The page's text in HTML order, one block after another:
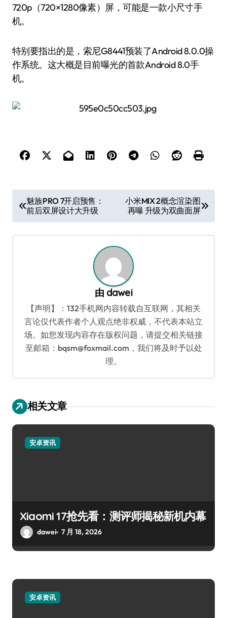
720p（720×1280像素）屏，可能是一款小尺寸手
机。
特别要指出的是，索尼G8441预装了Android 8.0.0操
作系统。这大概是目前曝光的首款Android 8.0手
机。
章
导
魅族PRO 7开启预售：
前后双屏设计大升级
小米MIX 2概念渲染图
再曝 升级为双曲面屏
由 dawei
【声明】：132手机网内容转载自互联网，其相关
言论仅代表作者个人观点绝非权威，不代表本站立
场。如您发现内容存在版权问题，请提交相关链接
至邮箱：bqsm@foxmail.com，我们将及时予以处
理。
相关文章
安卓资讯
Xiaomi 17抢先看：测评师揭秘新机内幕
dawei 7 月 18, 2026
安卓资讯